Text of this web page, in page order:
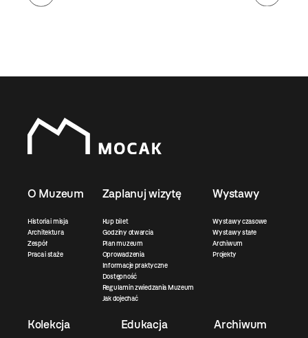
O Muzeum
Historia i misja
Architektura
Zespół
Praca i staże
Zaplanuj wizytę
Kup bilet
Godziny otwarcia
Plan muzeum
Oprowadzenia
Informacje praktyczne
Dostępność
Regulamin zwiedzania Muzeum
Jak dojechać
Wystawy
Wystawy czasowe
Wystawy stałe
Archiwum
Projekty
Kolekcja Edukacja Archiwum